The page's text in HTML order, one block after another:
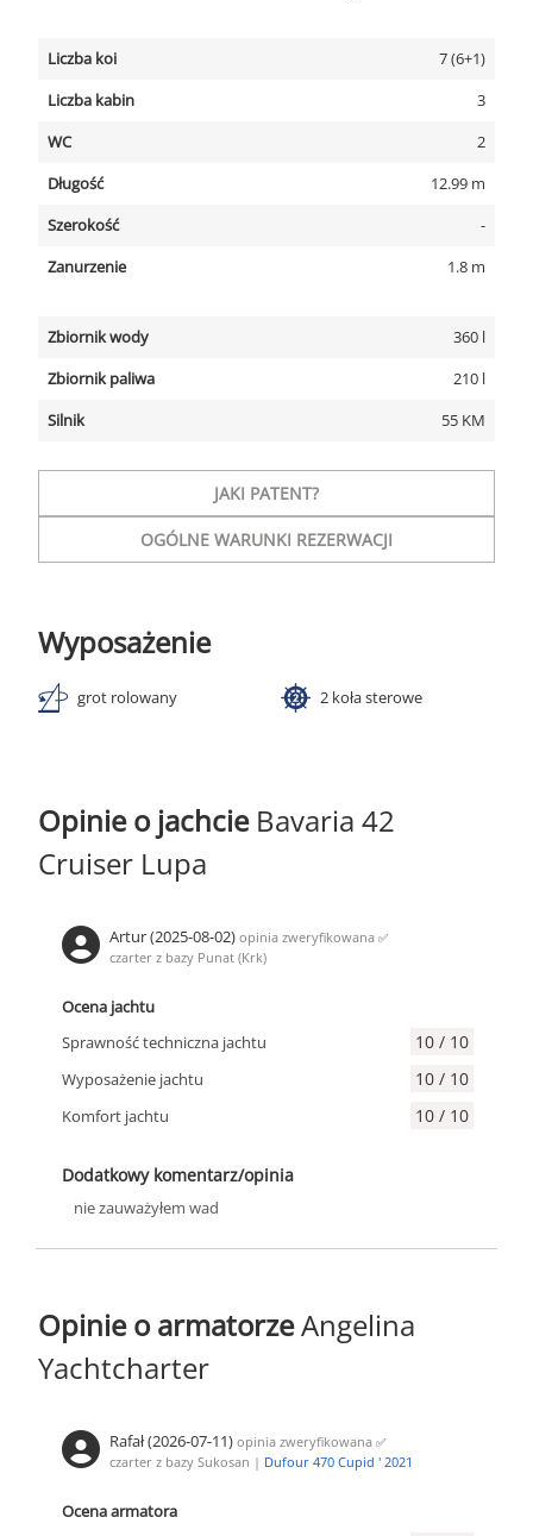
Liczba koi
7 (6+1)
Liczba kabin
3
WC
2
Długość
12.99 m
Szerokość
-
Zanurzenie
1.8 m
Zbiornik wody
360 l
Zbiornik paliwa
210 l
Silnik
55 KM
JAKI PATENT?
OGÓLNE WARUNKI REZERWACJI
Wyposażenie
grot rolowany 2 koła sterowe
Opinie o jachcie Bavaria 42
Cruiser Lupa
Artur (2025-08-02) opinia zweryfikowana ✅
czarter z bazy Punat (Krk)
Ocena jachtu
Sprawność techniczna jachtu
10 / 10
Wyposażenie jachtu 10 / 10
Komfort jachtu 10 / 10
Dodatkowy komentarz/opinia
nie zauważyłem wad
Opinie o armatorzeAngelina
Yachtcharter
Rafał (2026-07-11) opinia zweryfikowana ✅
czarter z bazy Sukosan | Dufour 470 Cupid ' 2021
Ocena armatora